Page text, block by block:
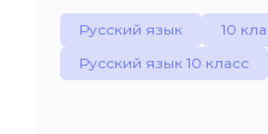
Русский язык
10
Русский язык 10 класс